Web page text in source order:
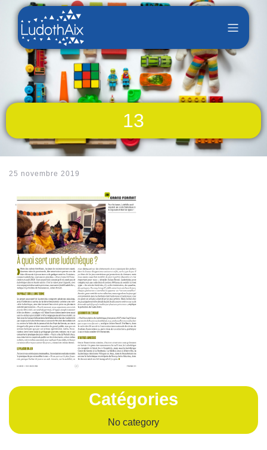
13
25 novembre 2019
Catégories
No category